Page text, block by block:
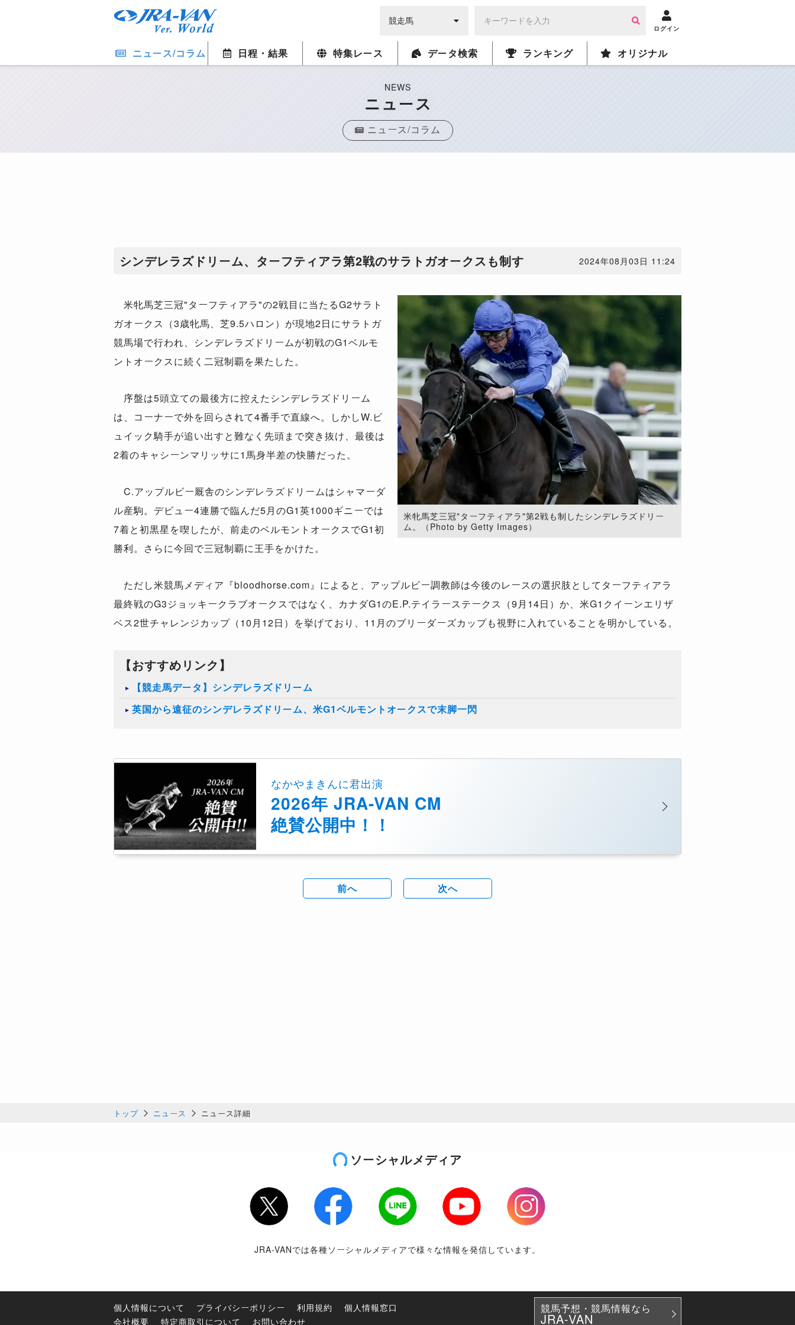
ログイン
ニュース/コラム 日程・結果 特集レース データ検索 ランキング オリジナル
NEWS
ニュース
ニュース/コラム
シンデレラズドリーム、ターフティアラ第2戦のサラトガオークスも制す 2024年08月03日 11:24
米牝馬芝三冠"ターフティアラ"第2戦も制したシンデレラズドリー
ム。（Photo by Getty Images）
米牝馬芝三冠"ターフティアラ"の2戦目に当たるG2サラト
ガオークス（3歳牝馬、芝9.5ハロン）が現地2日にサラトガ
競馬場で行われ、シンデレラズドリームが初戦のG1ベルモ
ントオークスに続く二冠制覇を果たした。
序盤は5頭立ての最後方に控えたシンデレラズドリーム
は、コーナーで外を回らされて4番手で直線へ。しかしW.ビ
ュイック騎手が追い出すと難なく先頭まで突き抜け、最後は
2着のキャシーンマリッサに1馬身半差の快勝だった。
C.アップルビー厩舎のシンデレラズドリームはシャマーダ
ル産駒。デビュー4連勝で臨んだ5月のG1英1000ギニーでは
7着と初黒星を喫したが、前走のベルモントオークスでG1初
勝利。さらに今回で三冠制覇に王手をかけた。
ただし米競馬メディア『bloodhorse.com』によると、アップルビー調教師は今後のレースの選択肢としてターフティアラ
最終戦のG3ジョッキークラブオークスではなく、カナダG1のE.P.テイラーステークス（9月14日）か、米G1クイーンエリザ
ベス2世チャレンジカップ（10月12日）を挙げており、11月のブリーダーズカップも視野に入れていることを明かしている。
【おすすめリンク】
【競走馬データ】シンデレラズドリーム
英国から遠征のシンデレラズドリーム、米G1ベルモントオークスで末脚一閃
なかやまきんに君出演
2026年 JRA-VAN CM
絶賛公開中！！
前へ 次へ
トップ ニュース ニュース詳細
ソーシャルメディア
Twitter Facebook LINE Youtube
Instagram
JRA-VANでは各種ソーシャルメディアで様々な情報を発信しています。
個人情報について プライバシーポリシー 利用規約
個人情報窓口
会社概要
特定商取引について お問い合わせ
競馬予想・競馬情報なら
JRA-VAN